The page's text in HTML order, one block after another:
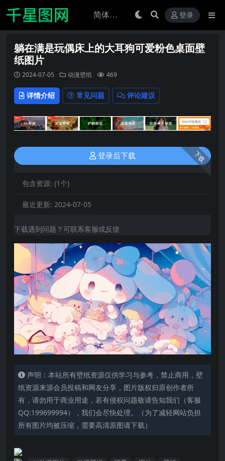
登录
躺在满是玩偶床上的大耳狗可爱粉色桌面壁
纸图片
2024-07-05 动漫壁纸 469
详情介绍 常见问题 评论建议
下载
登录后下载
包含资源: (1个)
最近更新: 2024-07-05
下载遇到问题？可联系客服或反馈
声明：本站所有壁纸资源仅供学习与参考，禁止商用，壁
纸资源来源会员投稿和网友分享，图片版权归原创作者所
有，请勿用于商业用途，若有侵权问题敬请告知我们（客服
QQ:199699994），我们会尽快处理。（为了减轻网站负担
所有图片均被压缩，需要高清原图请下载）